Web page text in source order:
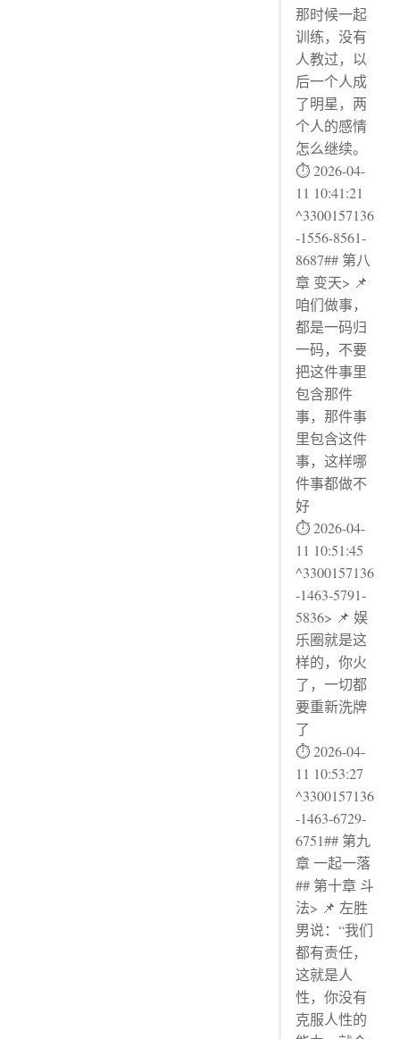
那时候一起
训练，没有
人教过，以
后一个人成
了明星，两
个人的感情
怎么继续。
⏱ 2026-04-
11 10:41:21
^3300157136
-1556-8561-
8687## 第八
章 变天> 📌
咱们做事，
都是一码归
一码，不要
把这件事里
包含那件
事，那件事
里包含这件
事，这样哪
件事都做不
好
⏱ 2026-04-
11 10:51:45
^3300157136
-1463-5791-
5836> 📌 娱
乐圈就是这
样的，你火
了，一切都
要重新洗牌
了
⏱ 2026-04-
11 10:53:27
^3300157136
-1463-6729-
6751## 第九
章 一起一落
## 第十章 斗
法> 📌 左胜
男说：“我们
都有责任，
这就是人
性，你没有
克服人性的